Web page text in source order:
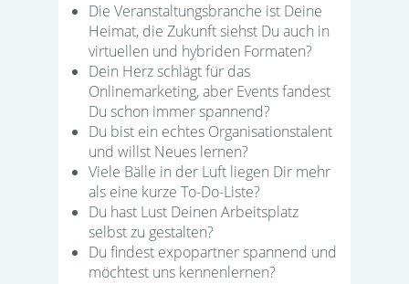
Die Veranstaltungsbranche ist Deine
Heimat, die Zukunft siehst Du auch in
virtuellen und hybriden Formaten?
Dein Herz schlägt für das
Onlinemarketing, aber Events fandest
Du schon immer spannend?
Du bist ein echtes Organisationstalent
und willst Neues lernen?
Viele Bälle in der Luft liegen Dir mehr
als eine kurze To-Do-Liste?
Du hast Lust Deinen Arbeitsplatz
selbst zu gestalten?
Du findest expopartner spannend und
möchtest uns kennenlernen?